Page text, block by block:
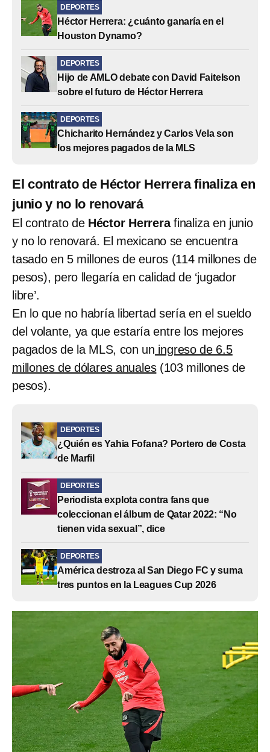
DEPORTES
Héctor Herrera: ¿cuánto ganaría en el
Houston Dynamo?
DEPORTES
Hijo de AMLO debate con David Faitelson
sobre el futuro de Héctor Herrera
DEPORTES
Chicharito Hernández y Carlos Vela son
los mejores pagados de la MLS
El contrato de Héctor Herrera finaliza en
junio y no lo renovará
El contrato de Héctor Herrerafinaliza en junio
y no lo renovará. El mexicano se encuentra
tasado en 5 millones de euros (114 millones de
pesos), pero llegaría en calidad de ‘jugador
libre’.
En lo que no habría libertad sería en el sueldo
del volante, ya que estaría entre los mejores
pagados de la MLS, con un ingreso de 6.5
millones de dólares anuales(103 millones de
pesos).
DEPORTES
¿Quién es Yahia Fofana? Portero de Costa
de Marfil
DEPORTES
Periodista explota contra fans que
coleccionan el álbum de Qatar 2022: “No
tienen vida sexual”, dice
DEPORTES
América destroza al San Diego FC y suma
tres puntos en la Leagues Cup 2026